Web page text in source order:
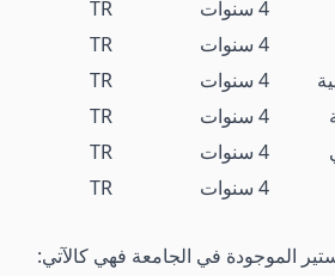
4 سنوات
TR
4 سنوات
TR
4 سنوات
TR
4 سنوات
TR
4 سنوات
TR
4 سنوات
TR
الموجودة في الجامعة فهي كالآتي: